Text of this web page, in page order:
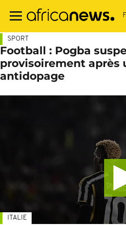
contenu
SPORT
Football : Pogba
provisoirement après
antidopage
ITALIE